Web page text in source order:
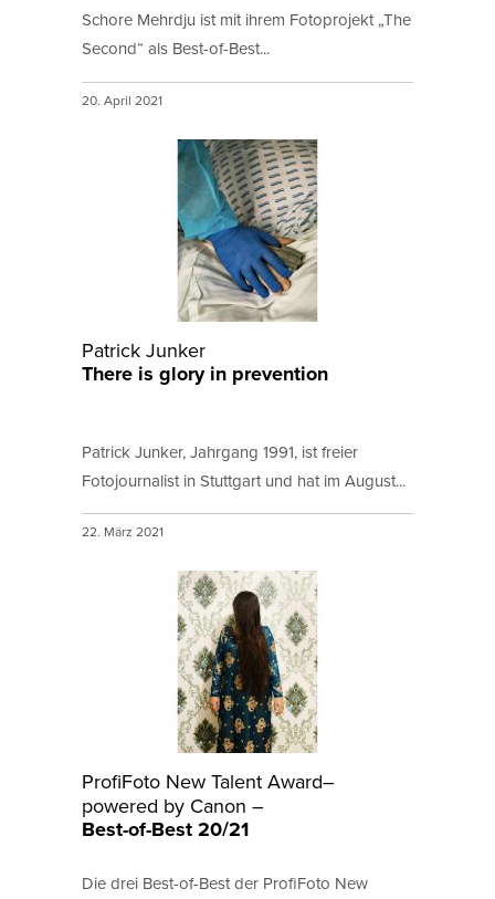
Schore Mehrdju ist mit ihrem Fotoprojekt „The
Second“ als Best-of-Best...
20. April 2021
Patrick Junker
There is glory in prevention
Patrick Junker, Jahrgang 1991, ist freier
Fotojournalist in Stuttgart und hat im August...
22. März 2021
ProfiFoto New Talent Award–
powered by Canon –
Best-of-Best 20/21
Die drei Best-of-Best der ProfiFoto New